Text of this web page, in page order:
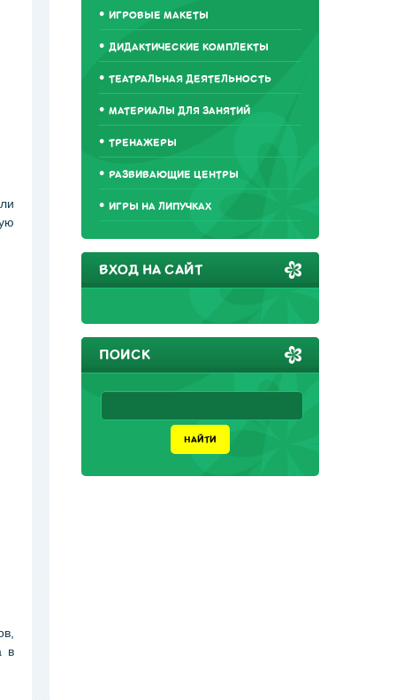
в
ИГРОВЫЕ МАКЕТЫ
ДИДАКТИЧЕСКИЕ КОМПЛЕКТЫ
ТЕАТРАЛЬНАЯ ДЕЯТЕЛЬНОСТЬ
МАТЕРИАЛЫ ДЛЯ ЗАНЯТИЙ
ТРЕНАЖЕРЫ
РАЗВИВАЮЩИЕ ЦЕНТРЫ
ИГРЫ НА ЛИПУЧКАХ
ВХОД НА САЙТ
ПОИСК